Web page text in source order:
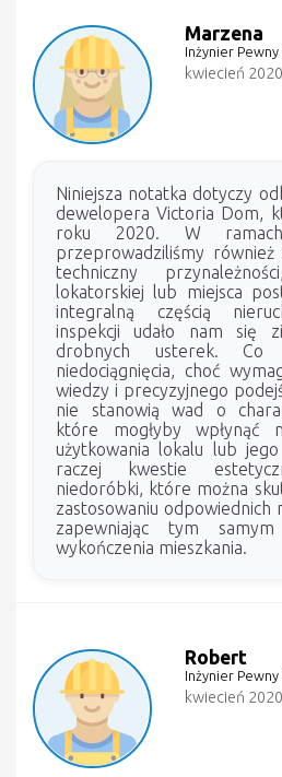
Marzena
Inżynier Pewny
kwiecień 2020
Niniejsza notatka dotyczy
dewelopera Victoria Dom,
roku 2020. W ramach
przeprowadziliśmy również
techniczny
lokatorskiej lub miejsca
integralną częścią
inspekcji udało nam się
drobnych usterek. Co
niedociągnięcia, choć
wiedzy i precyzyjnego
nie stanowią wad o
które mogłyby wpłynąć
użytkowania lokalu lub
raczej kwestie
niedoróbki, które można
zastosowaniu odpowiednich
zapewniając tym
wykończenia mieszkania.
Robert
Inżynier Pewny
kwiecień 2020